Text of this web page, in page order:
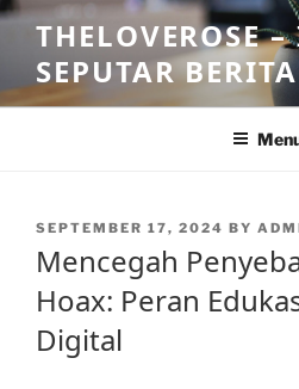
Skip
content
THELOVEROSE
SEPUTAR
POSTED
SEPTEMBER 17, 2024 BY
Mencegah
Hoax: Peran
Digital